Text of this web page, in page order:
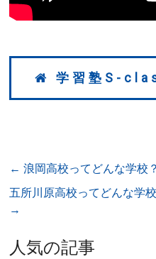
学習塾S-
← 浪岡高校ってどんな学校
五所川原高校ってどんな学
→
人気の記事